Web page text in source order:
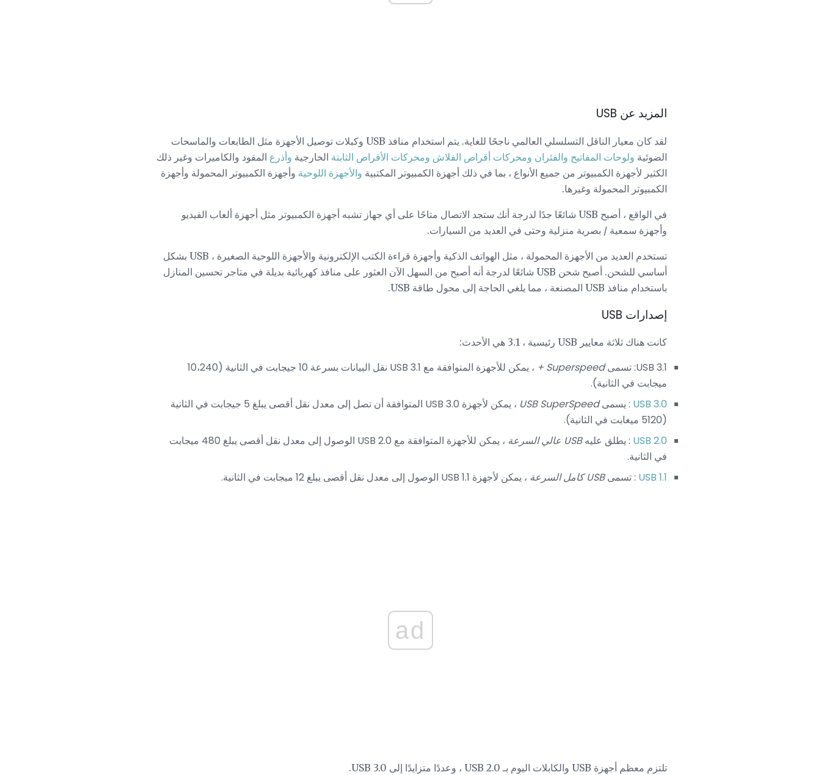
المزيد عن USB
لقد كان معيار الناقل التسلسلي العالمي ناجحًا للغاية. يتم استخدام منافذ USB وكبلات توصيل الأجهزة مثل الطابعات والماسحات
الضوئية ولوحات المفاتيح والفئران ومحركات أقراص الفلاش ومحركات الأقراص الثابتة الخارجية وأذرع المقود والكاميرات وغير ذلك
الكثير لأجهزة الكمبيوتر من جميع الأنواع ، بما في ذلك أجهزة الكمبيوتر المكتبية والأجهزة اللوحية وأجهزة الكمبيوتر المحمولة وأجهزة
الكمبيوتر المحمولة وغيرها.
في الواقع ، أصبح USB شائعًا جدًا لدرجة أنك ستجد الاتصال متاحًا على أي جهاز تشبه أجهزة الكمبيوتر مثل أجهزة ألعاب الفيديو
وأجهزة سمعية / بصرية منزلية وحتى في العديد من السيارات.
تستخدم العديد من الأجهزة المحمولة ، مثل الهواتف الذكية وأجهزة قراءة الكتب الإلكترونية والأجهزة اللوحية الصغيرة ، USB بشكل
أساسي للشحن. أصبح شحن USB شائعًا لدرجة أنه أصبح من السهل الآن العثور على منافذ كهربائية بديلة في متاجر تحسين المنازل
باستخدام منافذ USB المصنعة ، مما يلغي الحاجة إلى محول طاقة USB.
إصدارات USB
كانت هناك ثلاثة معايير USB رئيسية ، 3.1 هي الأحدث:
USB 3.1: تسمى Superspeed +
، يمكن للأجهزة المتوافقة مع USB 3.1 نقل البيانات بسرعة 10 جيجابت في الثانية (10،240
ميجابت في الثانية).
USB 3.0 : يسمىUSB SuperSpeed
، يمكن لأجهزة USB 3.0 المتوافقة أن تصل إلى معدل نقل أقصى يبلغ 5 جيجابت في الثانية
(5120 ميغابت في الثانية).
USB 2.0 : يطلق عليهUSB عالي السرعة
، يمكن للأجهزة المتوافقة مع USB 2.0 الوصول إلى معدل نقل أقصى يبلغ 480 ميجابت
في الثانية.
USB 1.1 : تسمىUSB كامل السرعة ، يمكن لأجهزة USB 1.1 الوصول إلى معدل نقل أقصى يبلغ 12 ميجابت في الثانية.
ad
تلتزم معظم أجهزة USB والكابلات اليوم بـ USB 2.0 ، وعددًا متزايدًا إلى USB 3.0.